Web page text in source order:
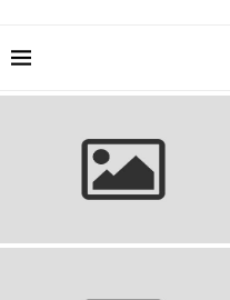
Składy: Liverpool – Arsenal FC: